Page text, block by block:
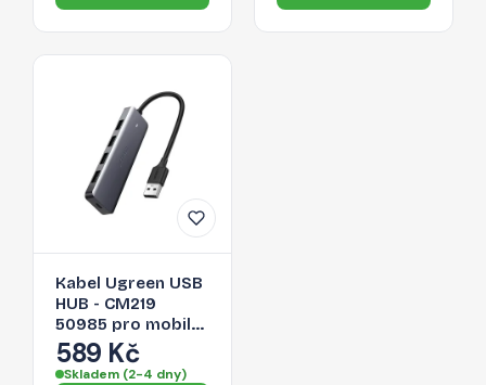
Kabel Ugreen USB
HUB - CM219
50985 pro mobilní
zařízení - šedá
589 Kč
Skladem (2-4 dny)